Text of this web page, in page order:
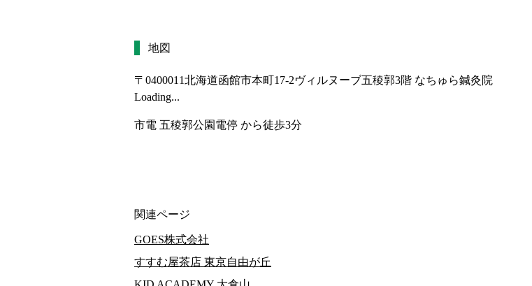
地図
〒0400011北海道函館市本町17-2ヴィルヌーブ五稜郭3階 なちゅら鍼灸院
Loading...
市電 五稜郭公園電停 から徒歩3分
関連ページ
GOES株式会社
すすむ屋茶店 東京自由が丘